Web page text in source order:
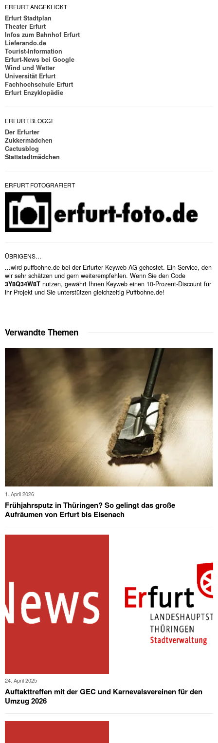
ERFURT ANGEKLICKT
Erfurt Stadtplan
Theater Erfurt
Infos zum Bahnhof Erfurt
Lieferando.de
Tourist-Information
Erfurt-News bei Google
Wind und Wetter
Universität Erfurt
Fachhochschule Erfurt
Erfurt Enzyklopädie
ERFURT BLOGGT
Der Erfurter
Zukkermädchen
Cactusblog
Stattstadtmädchen
ERFURT FOTOGRAFIERT
ÜBRIGENS…
...wird puffbohne.de bei der Erfurter Keyweb AG gehostet. Ein Service, den
wir sehr schätzen und gern weiterempfehlen. Wenn Sie den Code
3Y8Q34W8T nutzen, gewährt Ihnen Keyweb einen 10-Prozent-Discount für
ihr Projekt und Sie unterstützen gleichzeitig Puffbohne.de!
Verwandte Themen
1. April 2026
Frühjahrsputz in Thüringen? So gelingt das große
Aufräumen von Erfurt bis Eisenach
24. April 2025
Auftakttreffen mit der GEC und Karnevalsvereinen für den
Umzug 2026